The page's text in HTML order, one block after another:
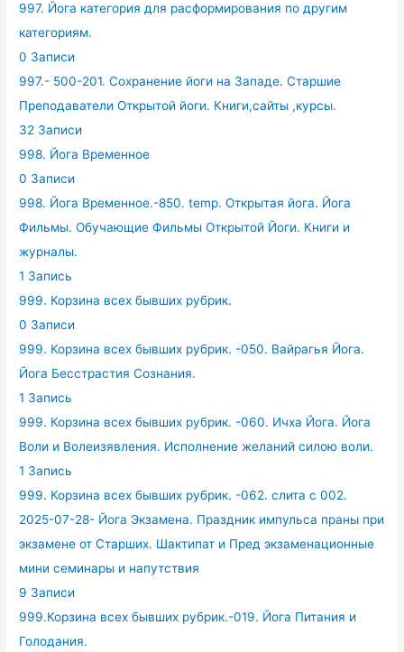
997. Йога категория для расформирования по другим
категориям.
0 Записи
997.- 500-201. Сохранение йоги на Западе. Старшие
Преподаватели Открытой йоги. Книги,сайты ,курсы.
32 Записи
998. Йога Временное
0 Записи
998. Йога Временное.-850. temp. Открытая йога. Йога
Фильмы. Обучающие Фильмы Открытой Йоги. Книги и
журналы.
1 Запись
999. Корзина всех бывших рубрик.
0 Записи
999. Корзина всех бывших рубрик. -050. Вайрагья Йога.
Йога Бесстрастия Сознания.
1 Запись
999. Корзина всех бывших рубрик. -060. Ичха Йога. Йога
Воли и Волеизявления. Исполнение желаний силою воли.
1 Запись
999. Корзина всех бывших рубрик. -062. слита с 002.
2025-07-28- Йога Экзамена. Праздник импульса праны при
экзамене от Старших. Шактипат и Пред экзаменационные
мини семинары и напутствия
9 Записи
999.Корзина всех бывших рубрик.-019. Йога Питания и
Голодания.